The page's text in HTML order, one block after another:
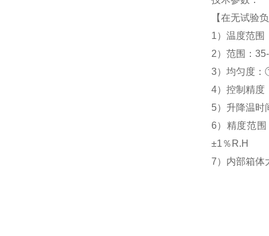
【在无试验
1）温度范
2）范围：
3）均匀度
4）控制精
5）升降温
6）精度范
±1％R.H
7）内部箱体